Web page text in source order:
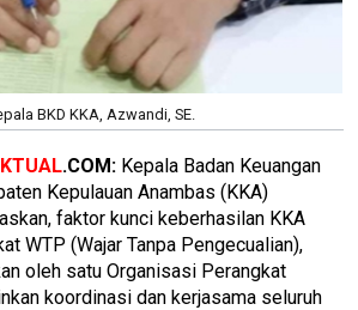
BKD KKA, Azwandi, SE.
.COM: Kepala Badan Keuangan
Kepulauan Anambas (KKA)
faktor kunci keberhasilan KKA
WTP (Wajar Tanpa Pengecualian),
oleh satu Organisasi Perangkat
koordinasi dan kerjasama seluruh